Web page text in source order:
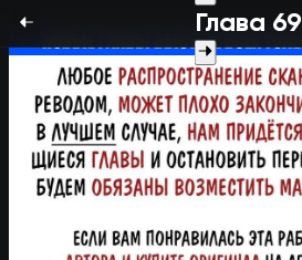
Глава 69